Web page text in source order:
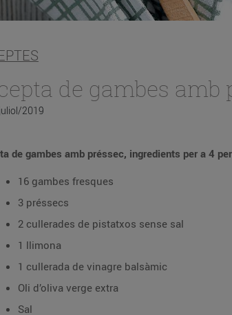
de gambes amb
2019
de gambes amb préssec, ingredients per a 4
16 gambes fresques
3 préssecs
2 cullerades de pistatxos sense sal
1 llimona
1 cullerada de vinagre balsàmic
Oli d’oliva verge extra
Sal